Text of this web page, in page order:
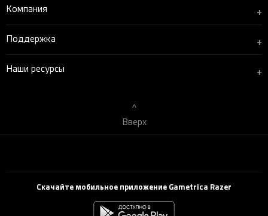
Компания +
Поддержка +
Наши ресурсы +
Вверх
Скачайте мобильное приложение Gametrica Razer